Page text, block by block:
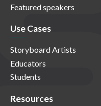
Featured speakers
Use Cases
Storyboard Artists
Educators
Students
Resources